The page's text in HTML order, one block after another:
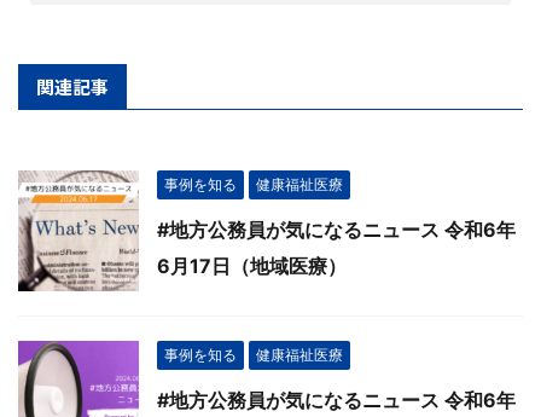
関連記事
事例を知る 健康福祉医療
#地方公務員が気になるニュース 令和6年
6月17日（地域医療）
事例を知る 健康福祉医療
#地方公務員が気になるニュース 令和6年